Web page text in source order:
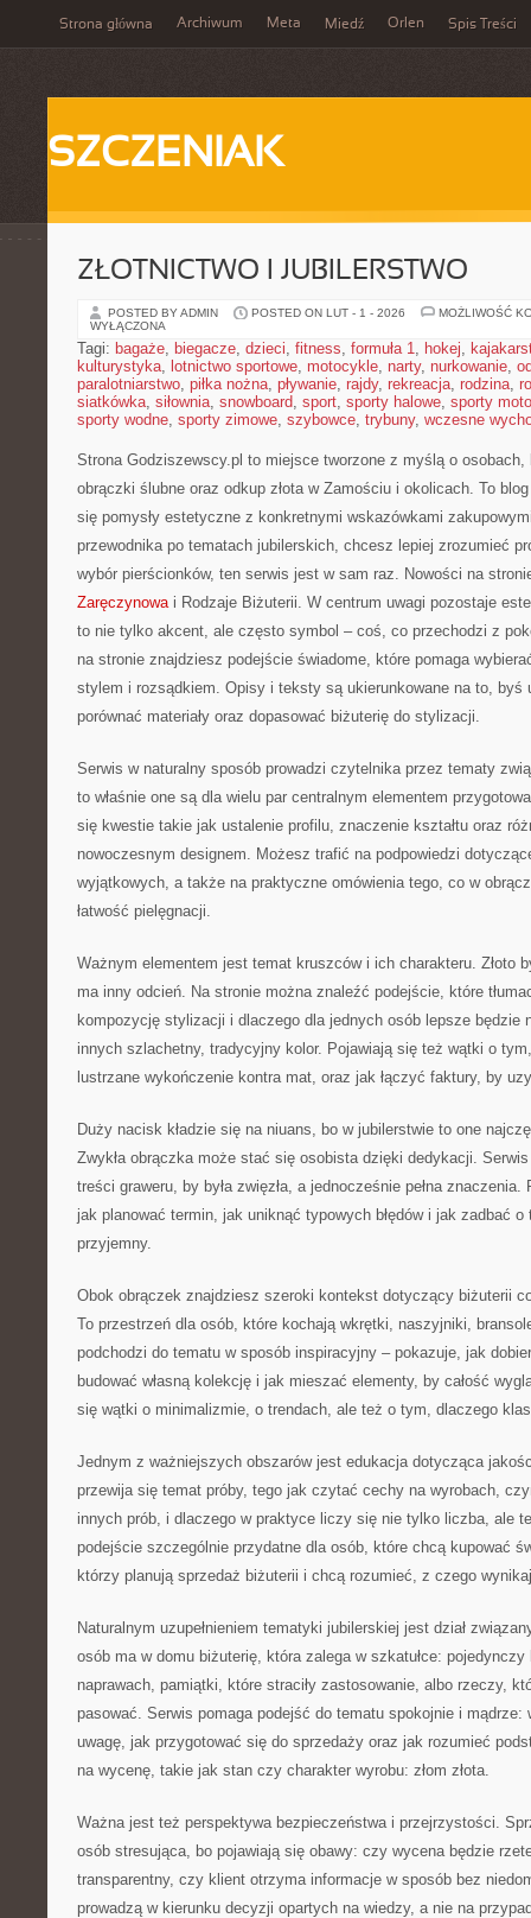
Strona główna Archiwum Meta Miedź Orlen Spis Treści
SZCZENIAK
ZŁOTNICTWO I JUBILERSTWO
POSTED BY ADMIN POSTED ON LUT - 1 - 2026
MOŻLIWOŚĆ
WYŁĄCZONA
Tagi: bagaże, biegacze, dzieci, fitness, formuła 1, hokej,
kulturystyka, lotnictwo sportowe, motocykle, narty, nurkowanie,
paralotniarstwo, piłka nożna, pływanie, rajdy, rekreacja, rodzina,
siatkówka, siłownia, snowboard, sport, sporty halowe, sporty
sporty wodne, sporty zimowe, szybowce, trybuny, wczesne
Strona Godziszewscy.pl to miejsce tworzone z myślą o
obrączki ślubne oraz odkup złota w Zamościu i okolicach. To
się pomysły estetyczne z konkretnymi wskazówkami
przewodnika po tematach jubilerskich, chcesz lepiej zrozumieć
wybór pierścionków, ten serwis jest w sam raz. Nowości na
Zaręczynowai Rodzaje Biżuterii. W centrum uwagi pozostaje
to nie tylko akcent, ale często symbol – coś, co przechodzi z
na stronie znajdziesz podejście świadome, które pomaga
stylem i rozsądkiem. Opisy i teksty są ukierunkowane na to, byś
porównać materiały oraz dopasować biżuterię do stylizacji.
Serwis w naturalny sposób prowadzi czytelnika przez tematy
to właśnie one są dla wielu par centralnym elementem
się kwestie takie jak ustalenie profilu, znaczenie kształtu oraz
nowoczesnym designem. Możesz trafić na podpowiedzi
wyjątkowych, a także na praktyczne omówienia tego, co w
łatwość pielęgnacji.
Ważnym elementem jest temat kruszców i ich charakteru. Złoto
ma inny odcień. Na stronie można znaleźć podejście, które
kompozycję stylizacji i dlaczego dla jednych osób lepsze będzie
innych szlachetny, tradycyjny kolor. Pojawiają się też wątki o
lustrzane wykończenie kontra mat, oraz jak łączyć faktury, by
Duży nacisk kładzie się na niuans, bo w jubilerstwie to one
Zwykła obrączka może stać się osobista dzięki dedykacji.
treści graweru, by była zwięzła, a jednocześnie pełna
jak planować termin, jak uniknąć typowych błędów i jak zadbać o
przyjemny.
Obok obrączek znajdziesz szeroki kontekst dotyczący biżuterii
To przestrzeń dla osób, które kochają wkrętki, naszyjniki,
podchodzi do tematu w sposób inspiracyjny – pokazuje, jak
budować własną kolekcję i jak mieszać elementy, by całość
się wątki o minimalizmie, o trendach, ale też o tym, dlaczego
Jednym z ważniejszych obszarów jest edukacja dotycząca
przewija się temat próby, tego jak czytać cechy na wyrobach,
innych prób, i dlaczego w praktyce liczy się nie tylko liczba, ale
podejście szczególnie przydatne dla osób, które chcą kupować
którzy planują sprzedaż biżuterii i chcą rozumieć, z czego
Naturalnym uzupełnieniem tematyki jubilerskiej jest dział
osób ma w domu biżuterię, która zalega w szkatułce:
naprawach, pamiątki, które straciły zastosowanie, albo rzeczy,
pasować. Serwis pomaga podejść do tematu spokojnie i mądrze:
uwagę, jak przygotować się do sprzedaży oraz jak rozumieć
na wycenę, takie jak stan czy charakter wyrobu: złom złota.
Ważna jest też perspektywa bezpieczeństwa i przejrzystości.
osób stresująca, bo pojawiają się obawy: czy wycena będzie
transparentny, czy klient otrzyma informacje w sposób bez
prowadzą w kierunku decyzji opartych na wiedzy, a nie na